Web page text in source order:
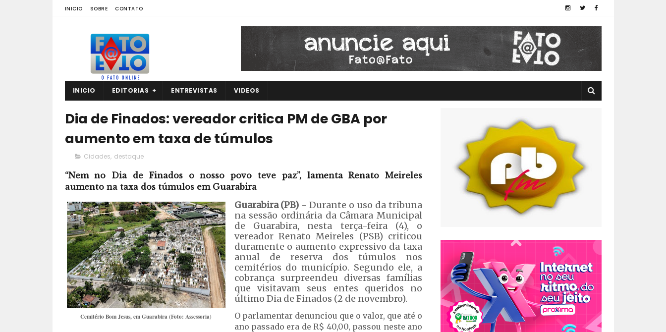
INICIO SOBRE CONTATO
INICIO EDITORIAS ENTREVISTAS VIDEOS
Dia de Finados: vereador critica PM de GBA por
aumento em taxa de túmulos
Cidades, destaque
“Nem no Dia de Finados o nosso povo teve paz”, lamenta Renato Meireles
aumento na taxa dos túmulos em Guarabira
Cemitério Bom Jesus, em Guarabira (Foto: Assessoria)
Guarabira (PB) - Durante o uso da tribuna
na sessão ordinária da Câmara Municipal
de Guarabira, nesta terça-feira (4), o
vereador Renato Meireles (PSB) criticou
duramente o aumento expressivo da taxa
anual de reserva dos túmulos nos
cemitérios do município. Segundo ele, a
cobrança surpreendeu diversas famílias
que visitavam seus entes queridos no
último Dia de Finados (2 de novembro).
O parlamentar denunciou que o valor, que até o
ano passado era de R$ 40,00, passou neste ano